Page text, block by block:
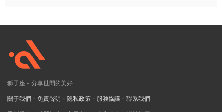
獅子座 - 分享世間的美好
關于我們 - 免責聲明 - 隐私政策 - 服務協議 - 聯系我們